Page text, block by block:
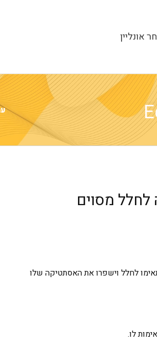
אונליין
לחלל מסוים
לחלל וישפרו את האסתטיקה שלו
לו.